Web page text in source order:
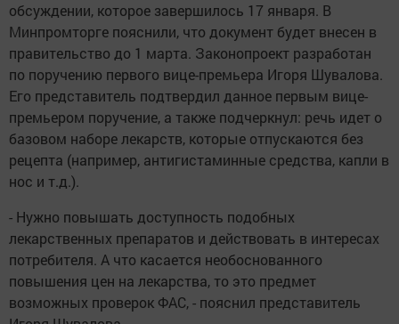
обсуждении, которое завершилось 17 января. В
Минпромторге пояснили, что документ будет внесен в
правительство до 1 марта. Законопроект разработан
по поручению первого вице-премьера Игоря Шувалова.
Его представитель подтвердил данное первым вице-
премьером поручение, а также подчеркнул: речь идет о
базовом наборе лекарств, которые отпускаются без
рецепта (например, антигистаминные средства, капли в
нос и т.д.).
- Нужно повышать доступность подобных
лекарственных препаратов и действовать в интересах
потребителя. А что касается необоснованного
повышения цен на лекарства, то это предмет
возможных проверок ФАС, - пояснил представитель